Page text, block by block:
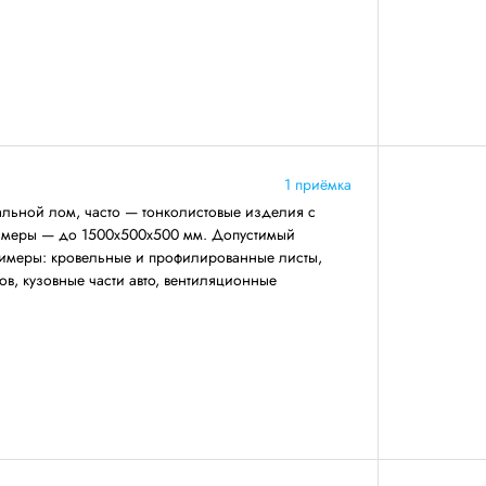
1 приёмка
лом, часто — тонколистовые изделия с
— до 1500х500х500 мм. Допустимый
кровельные и профилированные листы,
кузовные части авто, вентиляционные